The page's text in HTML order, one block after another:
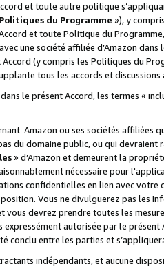
et toute autre politique
Politiques du Programme »), y
et toute Politique du
une société affiliée d’Amazon
(y compris les Politiques du
tous les accords et discussions
le présent Accord, les termes «
Amazon ou ses sociétés affiliées
du domaine public, ou qui
» d’Amazon et demeurent la
nécessaire pour
confidentielles en lien avec
Vous ne divulguerez pas les
vous devrez prendre toutes les
expressément autorisée par le
conclu entre les parties et
indépendants, et aucune